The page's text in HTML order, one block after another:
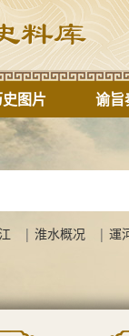
图片 谕旨
|淮水概况 |運